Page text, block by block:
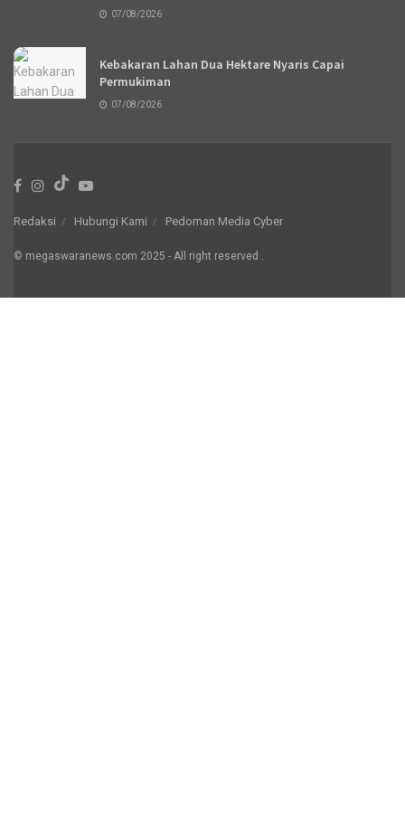
07/08/2026
Kebakaran Lahan Dua Hektare Nyaris Capai
Permukiman
07/08/2026
Redaksi Hubungi Kami Pedoman Media Cyber
© megaswaranews.com 2025 - All right reserved